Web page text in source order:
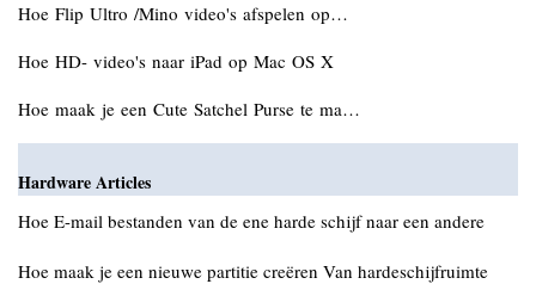
Hoe Flip Ultro /Mino video's afspelen op…
Hoe HD- video's naar iPad op Mac OS X
Hoe maak je een Cute Satchel Purse te ma…
Hardware Articles
Hoe E-mail bestanden van de ene harde schijf naar een andere
Hoe maak je een nieuwe partitie creëren Van hardeschijfruimte